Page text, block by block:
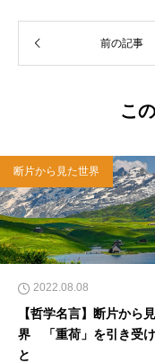
前の記事
こ
断片から見た世界
2022.08.08
【哲学名言】断片から
界 「重荷」を引き受け
と